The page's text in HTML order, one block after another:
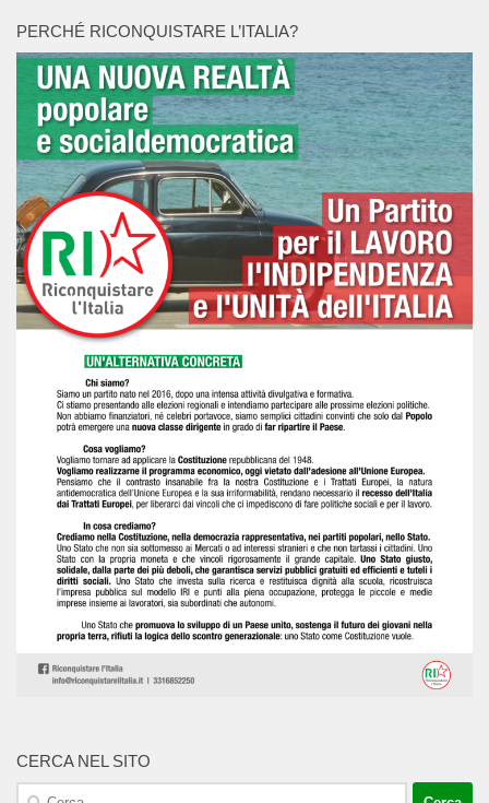
PERCHÉ RICONQUISTARE L’ITALIA?
CERCA NEL SITO
Ricerca